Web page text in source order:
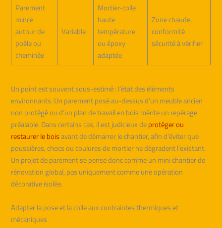
Parement
mince
autour de
poêle ou
cheminée
Variable
Mortier-colle
haute
température
ou époxy
adaptée
Zone chaude,
conformité
sécurité à vérifier
Un point est souvent sous-estimé : l’état des éléments
environnants. Un parement posé au-dessus d’un meuble ancien
non protégé ou d’un plan de travail en bois mérite un repérage
préalable. Dans certains cas, il est judicieux deprotéger ou
restaurer le boisavant de démarrer le chantier, afin d’éviter que
poussières, chocs ou coulures de mortier ne dégradent l’existant.
Un projet de parement se pense donc comme un mini chantier de
rénovation global, pas uniquement comme une opération
décorative isolée.
Adapter la pose et la colle aux contraintes thermiques et
mécaniques